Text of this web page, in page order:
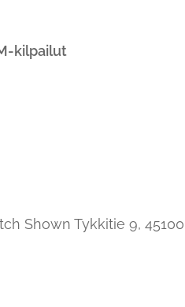
kilpailut
Shown Tykkitie 9, 45100